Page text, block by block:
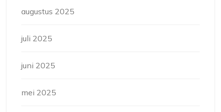
augustus 2025
juli 2025
juni 2025
mei 2025